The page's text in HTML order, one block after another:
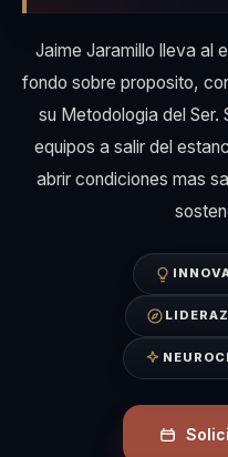
Jaime Jaramillo lleva al
fondo sobre proposito,
su Metodologia del Ser.
equipos a salir del
abrir condiciones mas